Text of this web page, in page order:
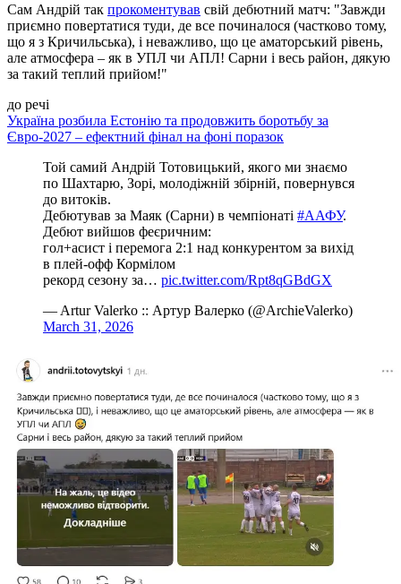
Сам Андрій так прокоментував свій дебютний матч: "Завжди
приємно повертатися туди, де все починалося (частково тому,
що я з Кричильська), і неважливо, що це аматорський рівень,
але атмосфера – як в УПЛ чи АПЛ! Сарни і весь район, дякую
за такий теплий прийом!"
до речі
Україна розбила Естонію та продовжить боротьбу за
Євро-2027 – ефектний фінал на фоні поразок
Той самий Андрій Тотовицький, якого ми знаємо
по Шахтарю, Зорі, молодіжній збірній, повернувся
до витоків.
Дебютував за Маяк (Сарни) в чемпіонаті #ААФУ.
Дебют вийшов феєричним:
гол+асист і перемога 2:1 над конкурентом за вихід
в плей-офф Кормілом
рекорд сезону за… pic.twitter.com/Rpt8qGBdGX
— Artur Valerko :: Артур Валерко (@ArchieValerko)
March 31, 2026